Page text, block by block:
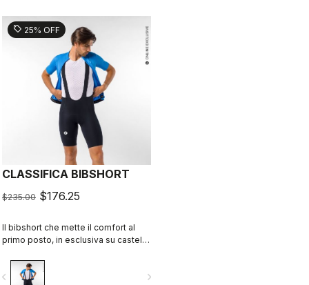
sell 25% OFF
CLASSIFICA BIBSHORT
$235.00 $176.25
Il bibshort che mette il comfort al
primo posto, in esclusiva su castelli-
navigate_next